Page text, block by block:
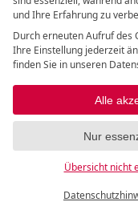
und Ihre Erfahrung zu
Durch erneuten Aufruf des
Ihre Einstellung jederzeit
finden Sie in unseren
Alle
Nur
Übersicht nicht
Weidach 288
A-6105 Leutasch/Tirol
Rezeption:+43 5214
Spa-Rezeption:+43
Frisör:+43 5214